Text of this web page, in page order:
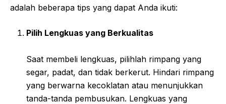
adalah beberapa tips yang dapat Anda ikuti:
Pilih Lengkuas yang Berkualitas
Saat membeli lengkuas, pilihlah rimpang yang
segar, padat, dan tidak berkerut. Hindari rimpang
yang berwarna kecoklatan atau menunjukkan
tanda-tanda pembusukan. Lengkuas yang